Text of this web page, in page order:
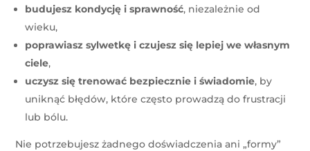
budujesz kondycję i sprawność, niezależnie od
wieku,
poprawiasz sylwetkę i czujesz się lepiej we własnym
ciele,
uczysz się trenować bezpiecznie i świadomie, by
uniknąć błędów, które często prowadzą do frustracji
lub bólu.
Nie potrzebujesz żadnego doświadczenia ani „formy”